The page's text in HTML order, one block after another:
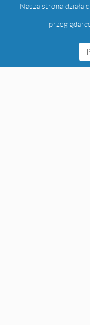
Nasza strona działa